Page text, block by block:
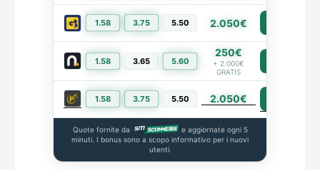
1.58 3.75 5.50 2.050€
1.58 3.65 5.60
250€
+ 2.000€
GRATIS
1.58 3.75 5.50 2.050€
Quote fornite da
e aggiornate ogni 5
minuti. I bonus sono a scopo informativo per i nuovi
utenti.